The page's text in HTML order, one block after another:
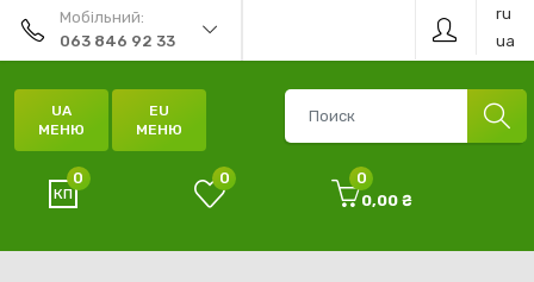
Мобільний:
063 846 92 33
ru
ua
UA
МЕНЮ
EU
МЕНЮ
0 0
0
0,00 ₴